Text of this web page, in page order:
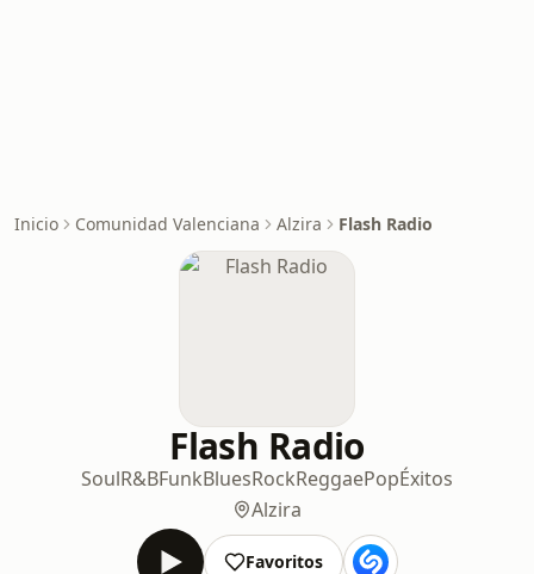
Inicio Comunidad Valenciana Alzira Flash Radio
Flash Radio
SoulR&BFunkBluesRockReggaePopÉxitos
Alzira
Favoritos